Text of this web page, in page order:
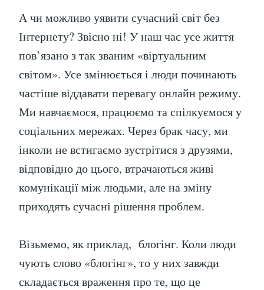
А чи можливо уявити сучасний світ без
Інтернету? Звісно ні! У наш час усе життя
пов’язано з так званим «віртуальним
світом». Усе змінюється і люди починають
частіше віддавати перевагу онлайн режиму.
Ми навчаємося, працюємо та спілкуємося у
соціальних мережах. Через брак часу, ми
інколи не встигаємо зустрітися з друзями,
відповідно до цього, втрачаються живі
комунікації між людьми, але на зміну
приходять сучасні рішення проблем.
Візьмемо, як приклад, блогінг. Коли люди
чують слово «блогінг», то у них завжди
складається враження про те, що це